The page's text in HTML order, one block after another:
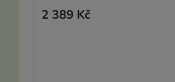
2 389 Kč